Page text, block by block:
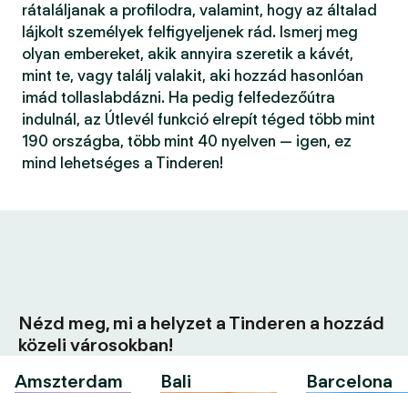
rátaláljanak a profilodra, valamint, hogy az általad
lájkolt személyek felfigyeljenek rád. Ismerj meg
olyan embereket, akik annyira szeretik a kávét,
mint te, vagy találj valakit, aki hozzád hasonlóan
imád tollaslabdázni. Ha pedig felfedezőútra
indulnál, az Útlevél funkció elrepít téged több mint
190 országba, több mint 40 nyelven — igen, ez
mind lehetséges a Tinderen!
Nézd meg, mi a helyzet a Tinderen a hozzád
közeli városokban!
Amszterdam
Bali Barcelona